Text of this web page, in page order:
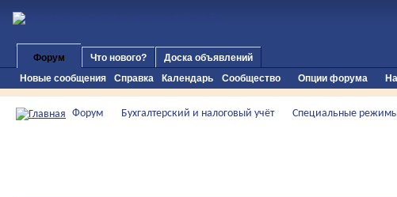
Форум
Новые сообщения
Справка Календарь Сообщество Опции форума
Что нового?
Доска объявлений
Форум Бухгалтерский и налоговый учёт Специальные